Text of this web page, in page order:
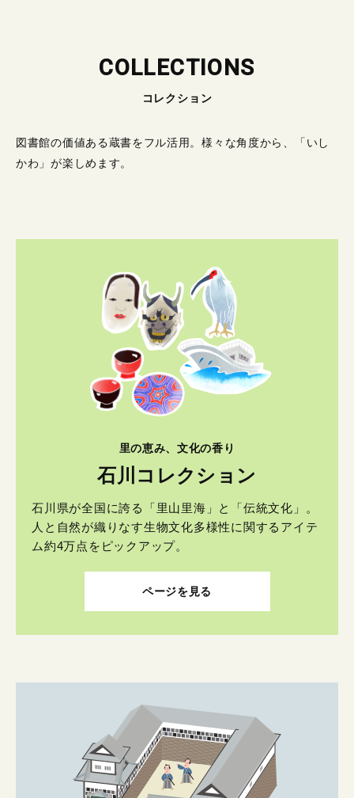
COLLECTIONS
コレクション
図書館の価値ある蔵書をフル活用。様々な角度から、「いし
かわ」が楽しめます。
里の恵み、文化の香り
石川コレクション
石川県が全国に誇る「里山里海」と「伝統文化」。
人と自然が織りなす生物文化多様性に関するアイテ
ム約4万点をピックアップ。
ページを見る